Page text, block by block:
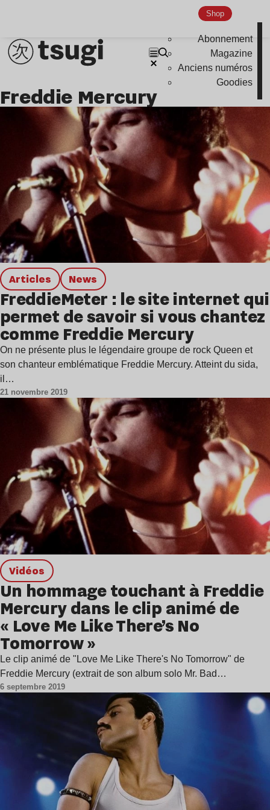
Shop
Abonnement
Magazine
Anciens numéros
Goodies
Freddie Mercury
Articles news
FreddieMeter : le site internet qui
permet de savoir si vous chantez
comme Freddie Mercury
On ne présente plus le légendaire groupe de rock Queen et
son chanteur emblématique Freddie Mercury. Atteint du sida,
il…
21 novembre 2019
Vidéos
Un hommage touchant à Freddie
Mercury dans le clip animé de
« Love Me Like There’s No
Tomorrow »
Le clip animé de "Love Me Like There's No Tomorrow" de
Freddie Mercury (extrait de son album solo Mr. Bad…
6 septembre 2019